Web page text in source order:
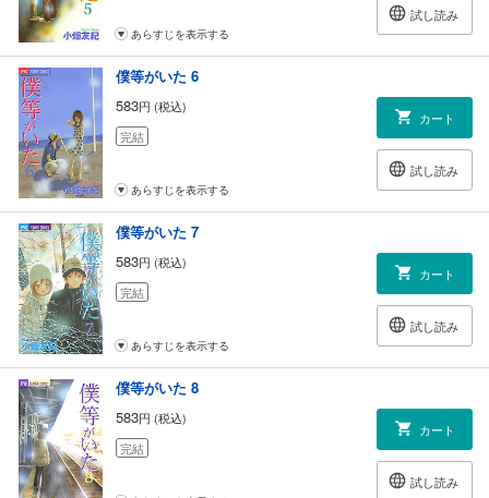
試し読み
あらすじを表示する
僕等がいた 6
583円 (税込)
完結
カート
試し読み
あらすじを表示する
僕等がいた 7
583円 (税込)
完結
カート
試し読み
あらすじを表示する
僕等がいた 8
583円 (税込)
完結
カート
試し読み